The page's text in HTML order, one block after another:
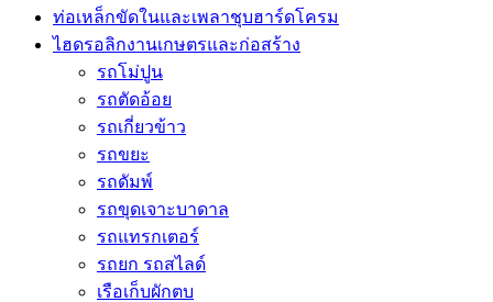
ท่อเหล็กขัดในและเพลาชุบฮาร์ดโครม
ไฮดรอลิกงานเกษตรและก่อสร้าง
รถโม่ปูน
รถตัดอ้อย
รถเกี่ยวข้าว
รถขยะ
รถดัมพ์
รถขุดเจาะบาดาล
รถแทรกเตอร์
รถยก รถสไลด์
เรือเก็บผักตบ